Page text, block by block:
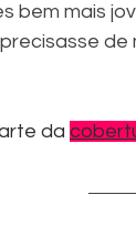
bem mais
de
da